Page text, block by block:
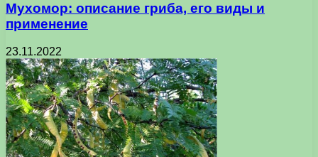
Мухомор: описание гриба, его виды и
применение
23.11.2022